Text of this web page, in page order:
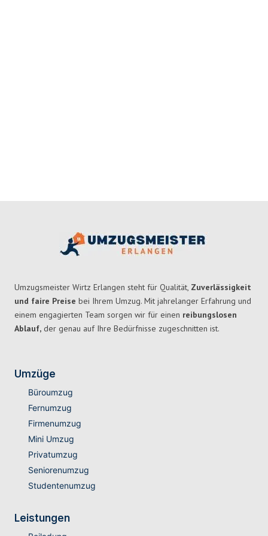
Umzugsmeister Wirtz Erlangen steht für Qualität, Zuverlässigkeit
und faire Preise bei Ihrem Umzug. Mit jahrelanger Erfahrung und
einem engagierten Team sorgen wir für einen reibungslosen
Ablauf, der genau auf Ihre Bedürfnisse zugeschnitten ist.
Umzüge
Büroumzug
Fernumzug
Firmenumzug
Mini Umzug
Privatumzug
Seniorenumzug
Studentenumzug
Leistungen